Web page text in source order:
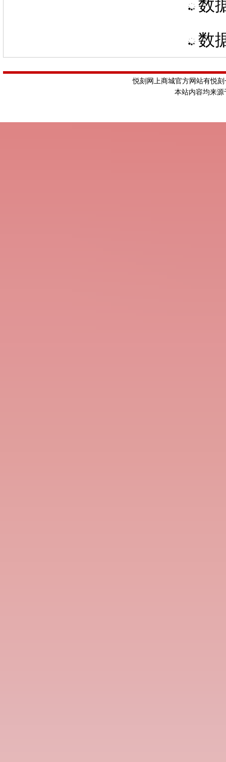
数
数
悦刻网上商城官方网站有悦
本站内容均来